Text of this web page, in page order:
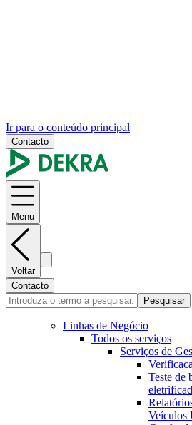
Ir para o conteúdo principal
Contacto
Menu
Voltar
Contacto
Pesquisar
Linhas de Negócio
Todos os serviços
Serviços de
Teste de
Veículos